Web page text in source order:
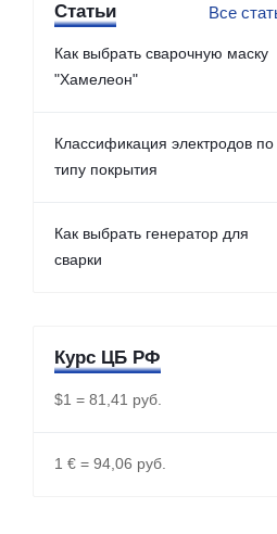
Статьи Все
Как выбрать сварочную маску
"Хамелеон"
Классификация электродов по
типу покрытия
Как выбрать генератор для
сварки
Курс ЦБ РФ
$1 = 81,41 руб.
1 € = 94,06 руб.